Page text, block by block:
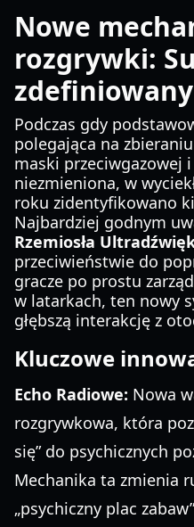
Nowe
rozgrywki:
Podczas gdy
polegająca na
maski przeciwgazowej
niezmieniona, w
roku zidentyfikowano
Najbardziej godnym
Rzemiosła
przeciwieństwie do
gracze po prostu
w latarkach, ten nowy
głębszą interakcję z
Kluczowe
Echo Radiowe: Nowa
rozgrywkowa, która
się” do psychicznych
Mechanika ta zmienia
„psychiczny plac